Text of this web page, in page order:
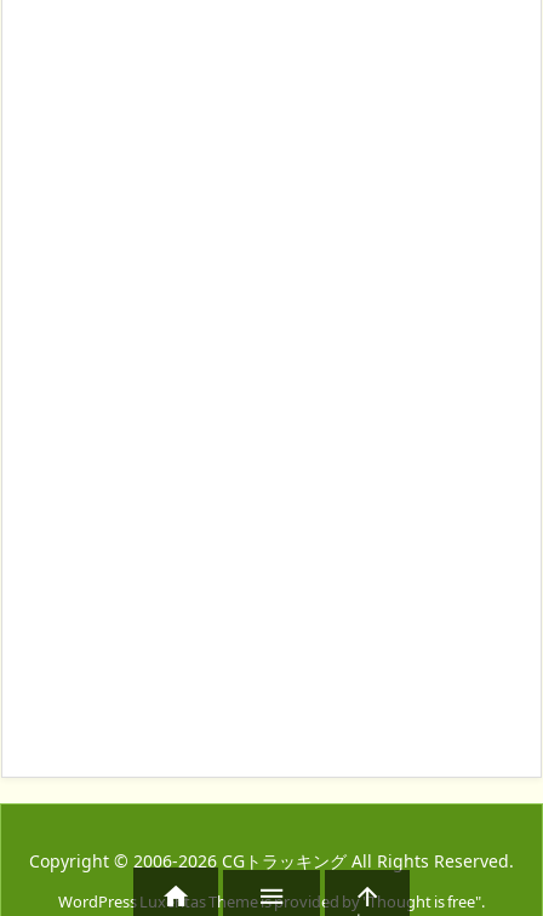
Copyright © 2006-2026 CGトラッキング All Rights Reserved.
WordPress Luxeritas Theme is provided by "Thought is free".
  